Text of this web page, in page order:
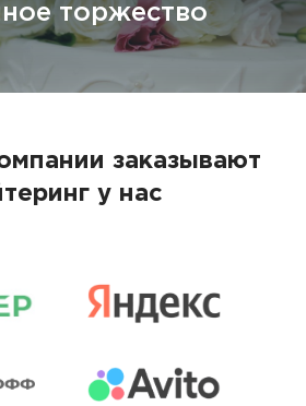
торжество
заказывают
у нас